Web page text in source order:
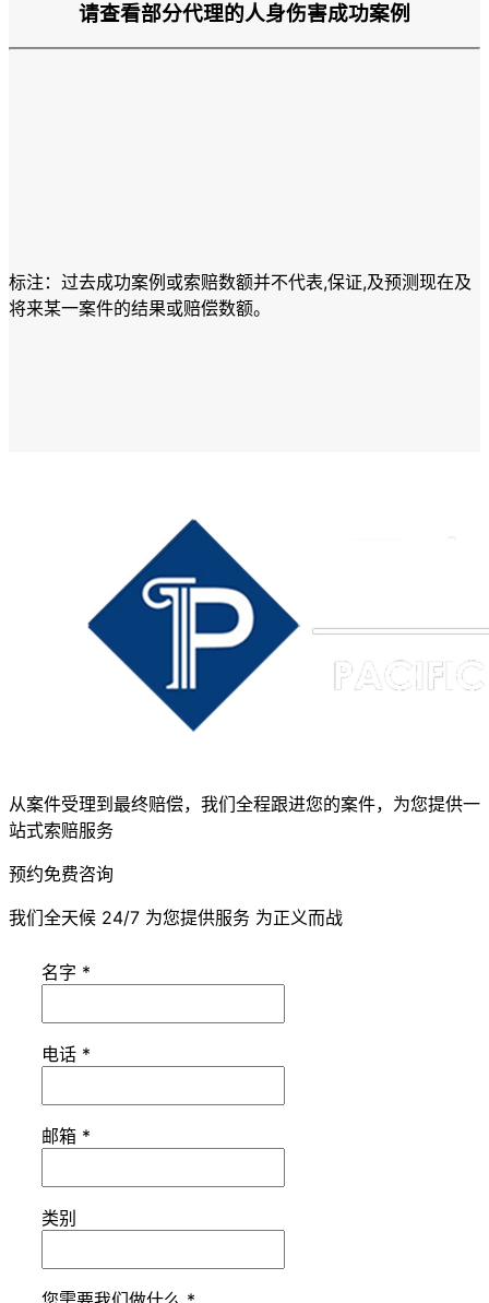
请查看部分代理的人身伤害成功案例
标注：过去成功案例或索赔数额并不代表,保证,及预测现在及
将来某一案件的结果或赔偿数额。
从案件受理到最终赔偿，我们全程跟进您的案件，为您提供一
站式索赔服务
预约免费咨询
我们全天候 24/7 为您提供服务 为正义而战
名字 *
电话 *
邮箱 *
类别